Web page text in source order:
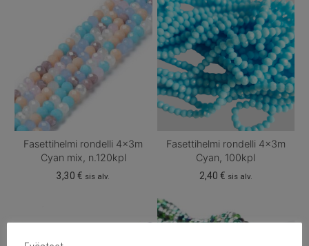
Fasettihelmi rondelli 4x3m
Cyan mix, n.120kpl
3,30€ sis alv.
Fasettihelmi rondelli 4x3m
Cyan, 100kpl
2,40 € sis alv.